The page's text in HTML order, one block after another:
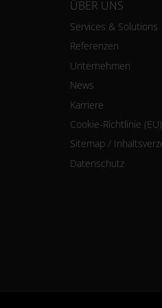
ÜBER UNS
Services & Solutions
Referenzen
Unternehmen
News
Karriere
Cookie-Richtlinie (EU)
Sitemap /
Datenschutz